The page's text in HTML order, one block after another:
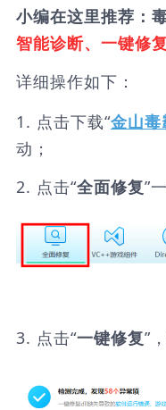
小编在这里推荐：
智能诊断、一键修
详细操作如下：
1. 点击下载“金山
动；
2. 点击“全面修复”
3. 点击“一键修复”